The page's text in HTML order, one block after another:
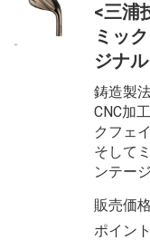
<三浦
ミッ
ジナ
鋳造製
CNC加
クフェ
そして
ンテー
販売価
ポイント